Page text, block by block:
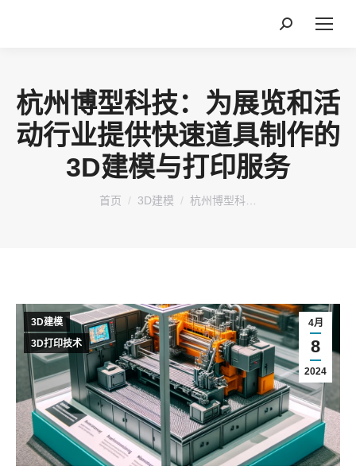
搜
杭州博型科技：为展览和活
动行业提供快速道具制作的
3D建模与打印服务
您在这里：
首页 3D建模 杭州博型科…
4月
8
2024
3D建模
3D打印技术